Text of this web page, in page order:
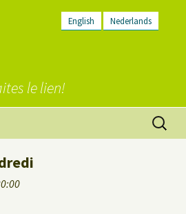
English Nederlands
le lien!